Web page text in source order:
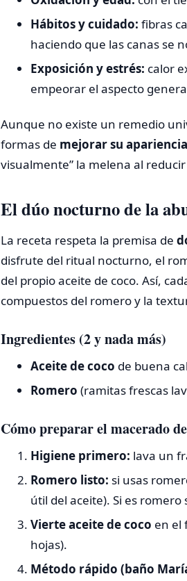
Hábitos y cuidado: fibras
haciendo que las canas se
Exposición y estrés: calor
empeorar el aspecto
Aunque no existe un remedio
formas de mejorar su apariencia
visualmente” la melena al
El dúo nocturno de la
La receta respeta la premisa de
disfrute del ritual nocturno, el
del propio aceite de coco. Así,
compuestos del romero y la
Ingredientes (2 y nada más)
Aceite de coco de buena
Romero (ramitas frescas
Cómo preparar el macerado
Higiene primero: lava un
Romero listo: si usas
útil del aceite). Si es
Vierte aceite de coco en el
hojas).
Método rápido (baño